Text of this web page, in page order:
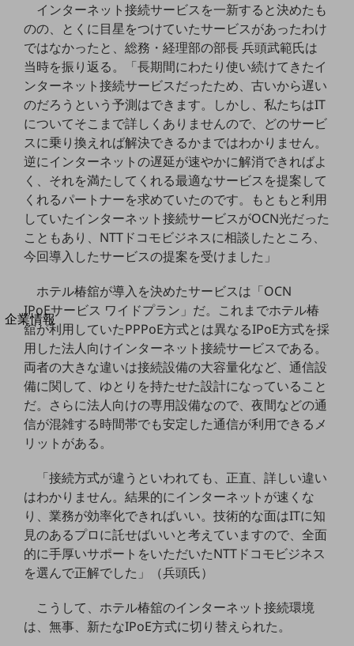
地域産業
その他の業界はこちら
ゲーム感覚で見つける
ビジネスお悩み診断
NTTドコモビジネス
オンラインショップ
モバイル・ICTサービスをオンラインで
相談・申し込みができるバーチャルショップ
法人向けモバイルトップ
はじめての方へ
サービス・商品を探す
新規会員登録/ログインはこちら
100回線以上のお問い合わせ・お見積りはこちら
別ウィンドウで開きます
企業情報
企業情報TOP
会社案内
会社案内TOP
グループ会社
会社案内パンフレット
ニュースルーム
ニュースルームTOP
ニュースリリース
地域からの発表
インターネット接続サービスを一新すると決めたも
のの、とくに目星をつけていたサービスがあったわけ
ではなかったと、総務・経理部の部長 兵頭武範氏は
当時を振り返る。「長期間にわたり使い続けてきたイ
ンターネット接続サービスだったため、古いから遅い
のだろうという予測はできます。しかし、私たちはIT
についてそこまで詳しくありませんので、どのサービ
スに乗り換えれば解決できるかまではわかりません。
逆にインターネットの遅延が速やかに解消できればよ
く、それを満たしてくれる最適なサービスを提案して
くれるパートナーを求めていたのです。もともと利用
していたインターネット接続サービスがOCN光だった
こともあり、NTTドコモビジネスに相談したところ、
今回導入したサービスの提案を受けました」
ホテル椿舘が導入を決めたサービスは「OCN
IPoEサービス ワイドプラン」だ。これまでホテル椿
舘が利用していたPPPoE方式とは異なるIPoE方式を採
用した法人向けインターネット接続サービスである。
両者の大きな違いは接続設備の大容量化など、通信設
備に関して、ゆとりを持たせた設計になっていること
だ。さらに法人向けの専用設備なので、夜間などの通
信が混雑する時間帯でも安定した通信が利用できるメ
リットがある。
「接続方式が違うといわれても、正直、詳しい違い
はわかりません。結果的にインターネットが速くな
り、業務が効率化できればいい。技術的な面はITに知
見のあるプロに託せばいいと考えていますので、全面
的に手厚いサポートをいただいたNTTドコモビジネス
を選んで正解でした」（兵頭氏）
こうして、ホテル椿舘のインターネット接続環境
は、無事、新たなIPoE方式に切り替えられた。